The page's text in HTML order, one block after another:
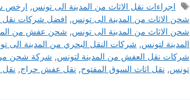
الوسوم
اجراءات نقل الاثاث من المدينة الى تونس, ارخص
شحن الاثاث من المدينة الى تونس, افضل شركات نقل
شحن الاثاث من المدينة الى تونس, شحن عفش من
المدينة لتونس, شركات النقل البحري من المدينة الى
شركات نقل العفش من المدينة لتونس, شركة شحن من
تونس, نقل اثاث السوق المفتوح, نقل عفش حراج,